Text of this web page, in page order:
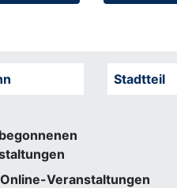
Stadtteil
Veranstaltungen